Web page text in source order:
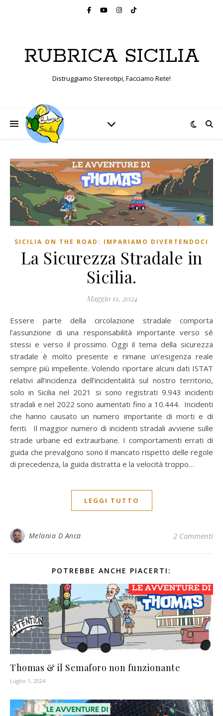
RUBRICA SICILIA
Distruggiamo Stereotipi, Facciamo Rete!
SICILIA ON THE ROAD: IMPARIAMO DIVERTENDOCI
La Sicurezza Stradale in
Sicilia.
Maggio 11, 2024
Essere parte della circolazione stradale comporta
l’assunzione di una responsabilità importante verso sé
stessi e verso il prossimo. Oggi il tema della sicurezza
stradale è molto presente e rimane un’esigenza reale
sempre più impellente. Volendo riportare alcuni dati ISTAT
relativi all’incidenza dell’incidentalità sul nostro territorio,
solo in Sicilia nel 2021 si sono registrati 9.943 incidenti
stradali e nel 2022 sono aumentati fino a 10.444. Incidenti
che hanno causato un numero importante di morti e di
feriti. Il maggior numero di incidenti stradali avviene sulle
strade urbane ed extraurbane. I comportamenti errati di
guida che prevalgono sono il mancato rispetto delle regole
di precedenza, la guida distratta e la velocità troppo…
LEGGI TUTTO
Melania D Anca 2 Commenti
POTREBBE ANCHE PIACERTI:
Thomas & il Semaforo non funzionante
Luglio 1, 2024